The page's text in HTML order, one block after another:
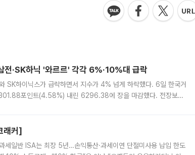
·SK하닉 '와르르' 각각 6%·10%대 급락
SK하이닉스가 급락하면서 지수가 4% 넘게 하락했다. 6일 한국거
포인트(4.58%) 내린 6296.38에 장을 마감했다. 전장보다
래커]
세일반 ISA는 최장 5년…손익통산·과세이연 단절미사용 납입 한도